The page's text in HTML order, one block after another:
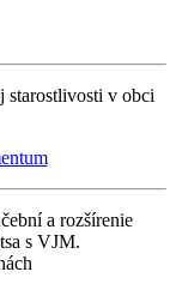
starostlivosti v obci
a rozšírenie
s VJM.